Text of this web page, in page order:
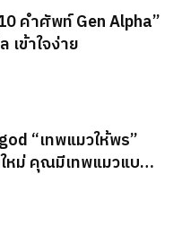
คำศัพท์ Gen Alpha”
เข้าใจง่าย
“เทพแมวให้พร”
หม่ คุณมีเทพแมวแบบ